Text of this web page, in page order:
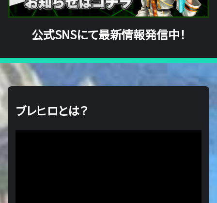
公式SNSにて最新情報発信中！
ブレヒロとは？